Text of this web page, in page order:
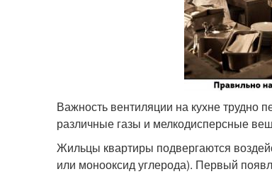
Важность вентиляции на кухне трудно
различные газы и мелкодисперсные
Жильцы квартиры подвергаются
или монооксид углерода). Первый